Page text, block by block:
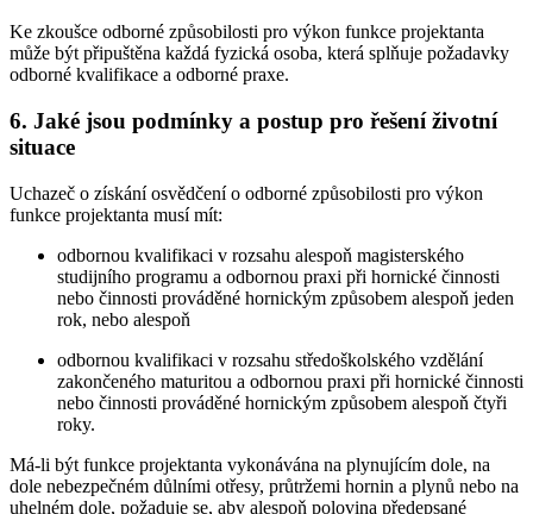
Ke zkoušce odborné způsobilosti pro výkon funkce projektanta
může být připuštěna každá fyzická osoba, která splňuje požadavky
odborné kvalifikace a odborné praxe.
6. Jaké jsou podmínky a postup pro řešení životní
situace
Uchazeč o získání osvědčení o odborné způsobilosti pro výkon
funkce projektanta musí mít:
odbornou kvalifikaci v rozsahu alespoň magisterského
studijního programu a odbornou praxi při hornické činnosti
nebo činnosti prováděné hornickým způsobem alespoň jeden
rok, nebo alespoň
odbornou kvalifikaci v rozsahu středoškolského vzdělání
zakončeného maturitou a odbornou praxi při hornické činnosti
nebo činnosti prováděné hornickým způsobem alespoň čtyři
roky.
Má-li být funkce projektanta vykonávána na plynujícím dole, na
dole nebezpečném důlními otřesy, průtržemi hornin a plynů nebo na
uhelném dole, požaduje se, aby alespoň polovina předepsané